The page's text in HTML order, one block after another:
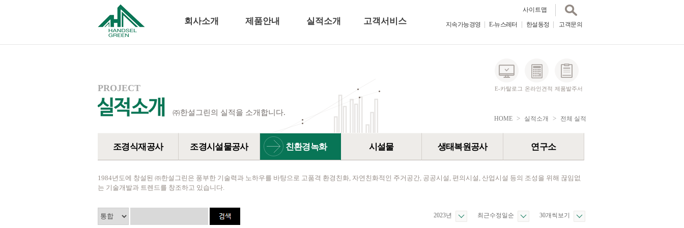
E-뉴스레터 한설동정
회사소개 제품안내 실적소개 고객서비스
사이트맵
지속가능경영 E-뉴스레터 한설동정 고객문의
E-카탈로그 온라인견적 제품발주서
PROJECT
㈜한설그린의 실적을 소개합니다.
HOME > 실적소개 > 전체 실적
조경식재공사 조경시설물공사 친환경녹화 시설물 생태복원공사 연구소
1984년도에 창설된 ㈜한설그린은 풍부한 기술력과 노하우를 바탕으로 고품격 환경친화, 자연친화적인 주거공간, 공공시설, 편의시설, 산업시설 등의 조성을 위해 끊임없
는 기술개발과 트렌드를 창조하고 있습니다.
30개씩보기
최근수정일순
2023년